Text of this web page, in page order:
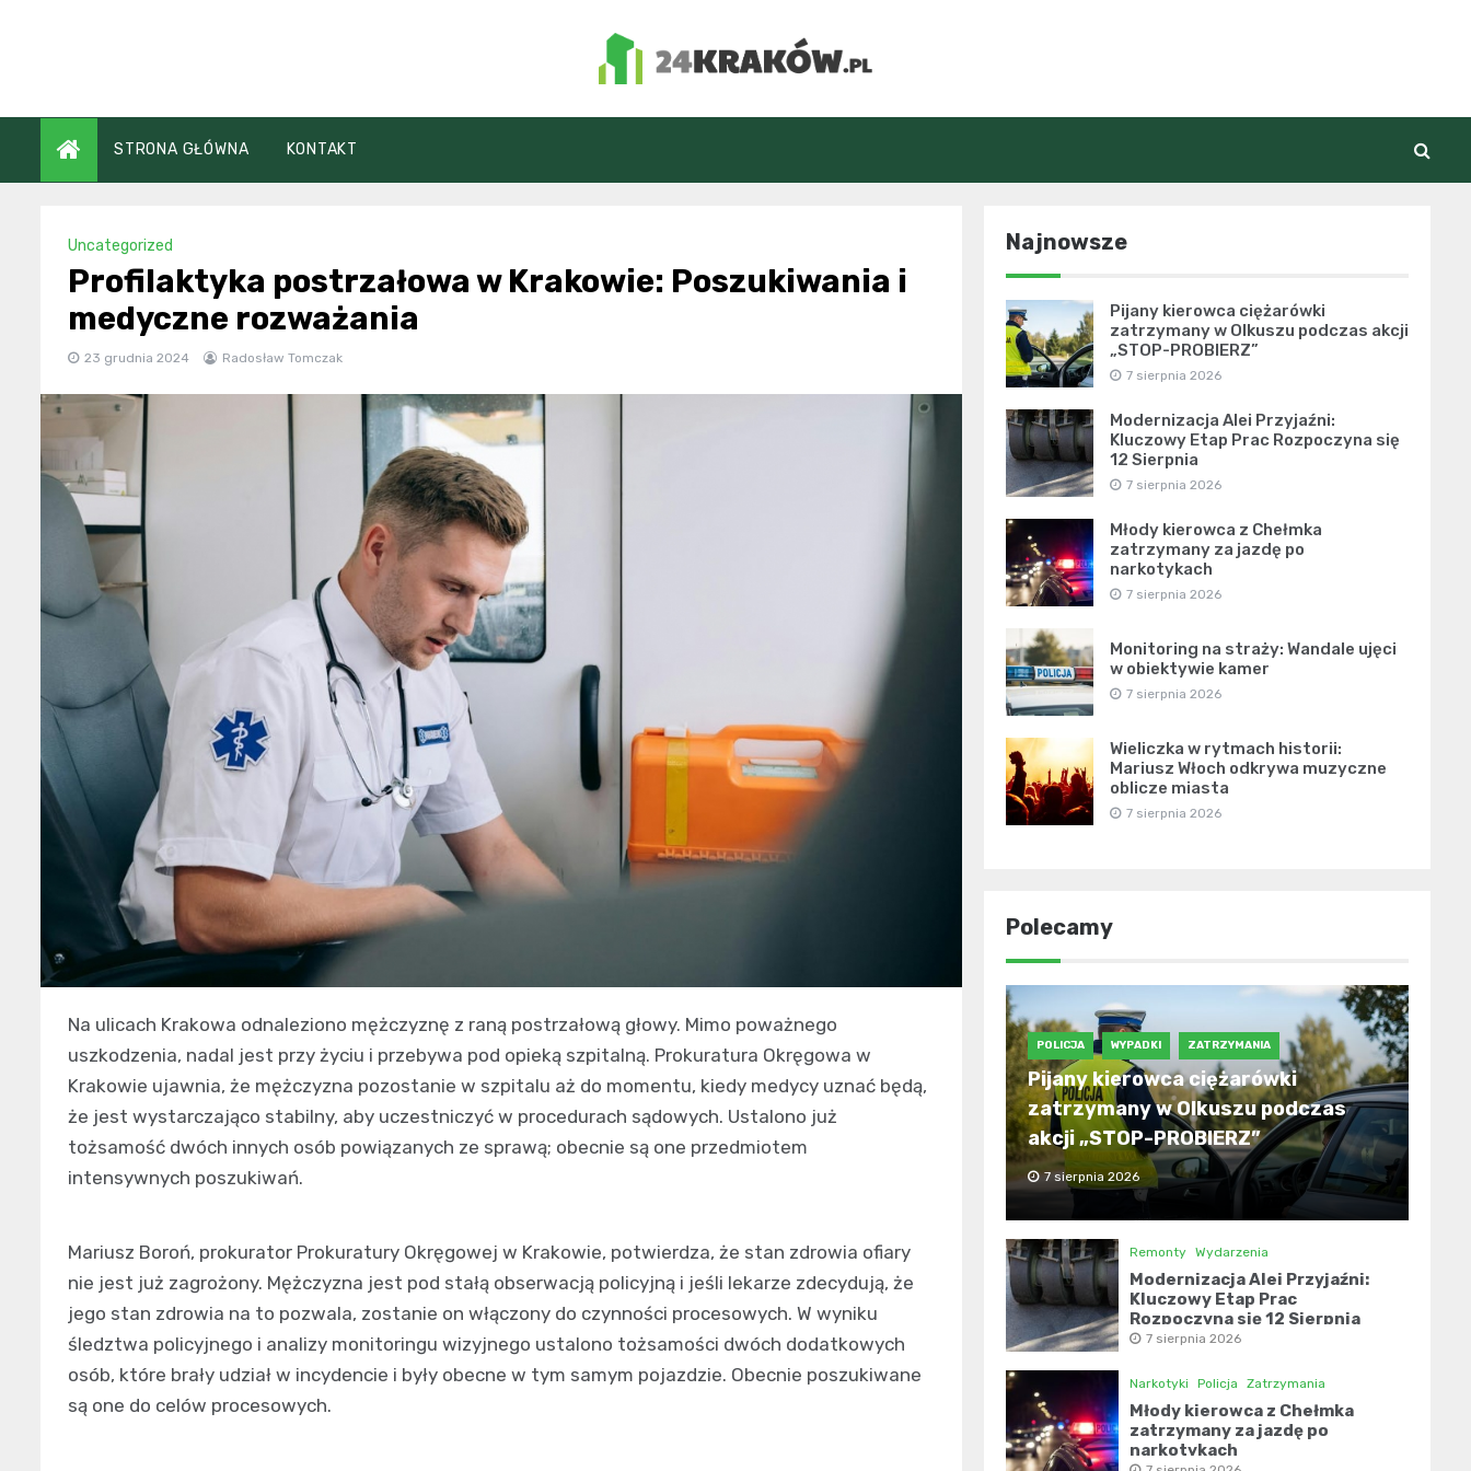
24Kraków.pl
STRONA GŁÓWNA KONTAKT
Uncategorized
Profilaktyka postrzałowa w Krakowie: Poszukiwania i
medyczne rozważania
23 grudnia 2024 Radosław Tomczak
Na ulicach Krakowa odnaleziono mężczyznę z raną postrzałową głowy. Mimo poważnego
uszkodzenia, nadal jest przy życiu i przebywa pod opieką szpitalną. Prokuratura Okręgowa w
Krakowie ujawnia, że mężczyzna pozostanie w szpitalu aż do momentu, kiedy medycy uznać będą,
że jest wystarczająco stabilny, aby uczestniczyć w procedurach sądowych. Ustalono już
tożsamość dwóch innych osób powiązanych ze sprawą; obecnie są one przedmiotem
intensywnych poszukiwań.
Mariusz Boroń, prokurator Prokuratury Okręgowej w Krakowie, potwierdza, że stan zdrowia ofiary
nie jest już zagrożony. Mężczyzna jest pod stałą obserwacją policyjną i jeśli lekarze zdecydują, że
jego stan zdrowia na to pozwala, zostanie on włączony do czynności procesowych. W wyniku
śledztwa policyjnego i analizy monitoringu wizyjnego ustalono tożsamości dwóch dodatkowych
osób, które brały udział w incydencie i były obecne w tym samym pojazdzie. Obecnie poszukiwane
są one do celów procesowych.
Najnowsze
Pijany kierowca ciężarówki
zatrzymany w Olkuszu podczas akcji
„STOP-PROBIERZ”
7 sierpnia 2026
Modernizacja Alei Przyjaźni:
Kluczowy Etap Prac Rozpoczyna się
12 Sierpnia
7 sierpnia 2026
Młody kierowca z Chełmka
zatrzymany za jazdę po
narkotykach
7 sierpnia 2026
Monitoring na straży: Wandale ujęci
w obiektywie kamer
7 sierpnia 2026
Wieliczka w rytmach historii:
Mariusz Włoch odkrywa muzyczne
oblicze miasta
7 sierpnia 2026
Polecamy
POLICJA WYPADKI ZATRZYMANIA
Pijany kierowca ciężarówki
zatrzymany w Olkuszu podczas
akcji „STOP-PROBIERZ”
7 sierpnia 2026
Remonty Wydarzenia
Modernizacja Alei Przyjaźni:
Kluczowy Etap Prac
Rozpoczyna się 12 Sierpnia
7 sierpnia 2026
Narkotyki Policja Zatrzymania
Młody kierowca z Chełmka
zatrzymany za jazdę po
narkotykach